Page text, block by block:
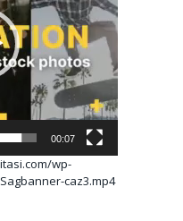
00:07
wp-
caz3.mp4